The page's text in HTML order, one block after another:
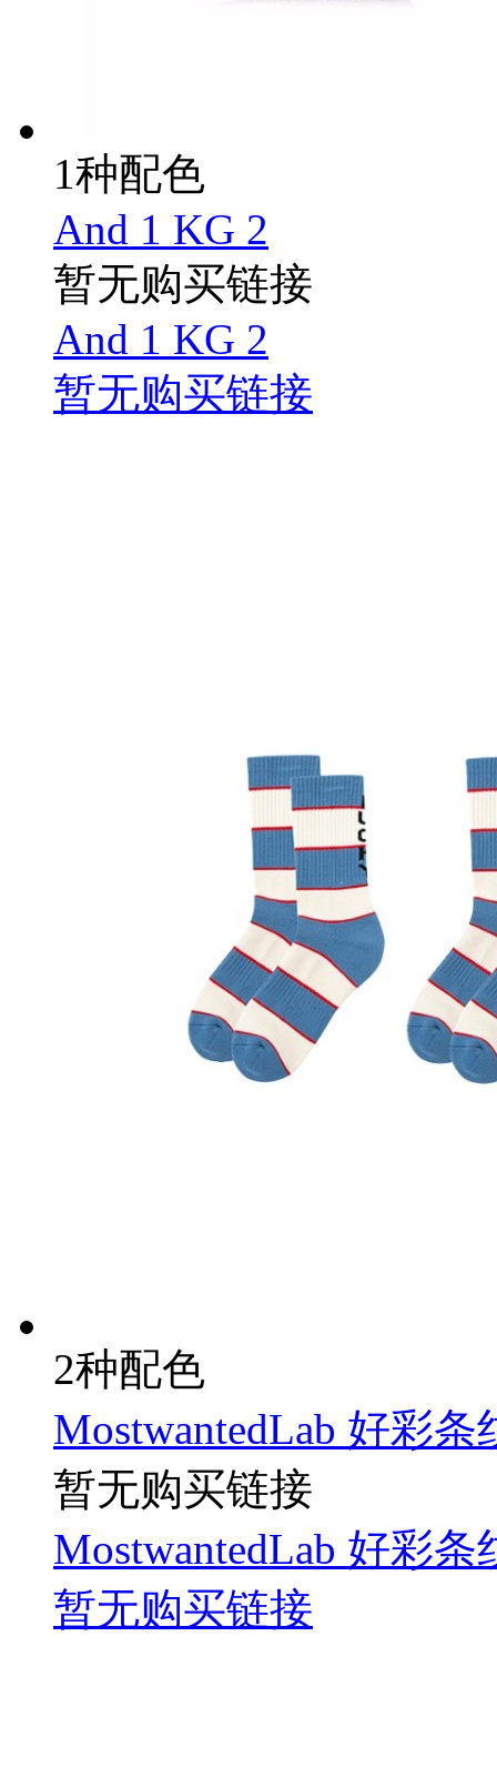
1种配色
And 1 KG 2
暂无购买链接
And 1 KG 2
暂无购买链接
2种配色
MostwantedLab 好彩
暂无购买链接
MostwantedLab 好彩
暂无购买链接